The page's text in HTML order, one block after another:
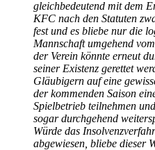
gleichbedeutend mit dem
KFC nach den Statuten
fest und es bliebe nur die
Mannschaft umgehend
der Verein könnte erneut
seiner Existenz gerettet
Gläubigern auf eine
der kommenden Saison
Spielbetrieb teilnehmen
sogar durchgehend
Würde das
abgewiesen, bliebe dieser